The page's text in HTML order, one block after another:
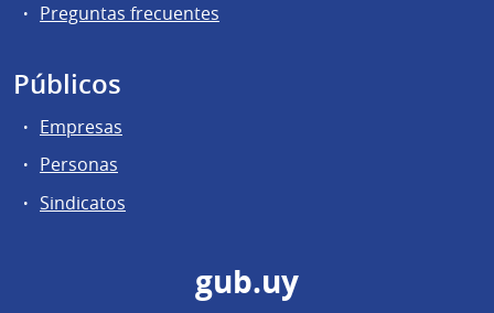
Preguntas frecuentes
Públicos
Empresas
Personas
Sindicatos
gub.uy